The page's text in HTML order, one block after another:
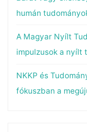
humán
A Magyar Nyílt
impulzusok a nyílt
NKKP és
fókuszban a